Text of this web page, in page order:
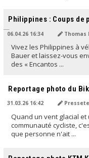
Philippines : Coups
06.04.26 16:34 Thomas
Vivez les Philippines à
Bauer et laissez-vous
des « Encantos ...
Reportage photo du
31.03.26 16:42
Quand un vent glacial
communauté cycliste,
que personne n'ait ...